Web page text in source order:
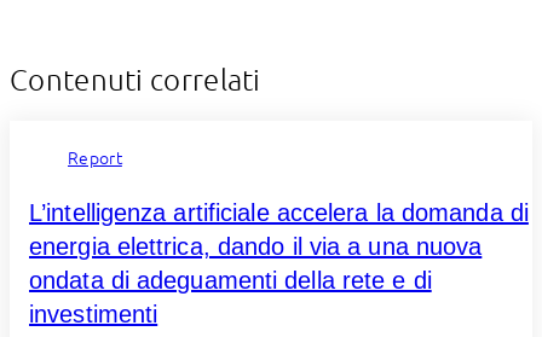
Contenuti correlati
Report
L’intelligenza artificiale accelera la domanda di
energia elettrica, dando il via a una nuova
ondata di adeguamenti della rete e di
investimenti